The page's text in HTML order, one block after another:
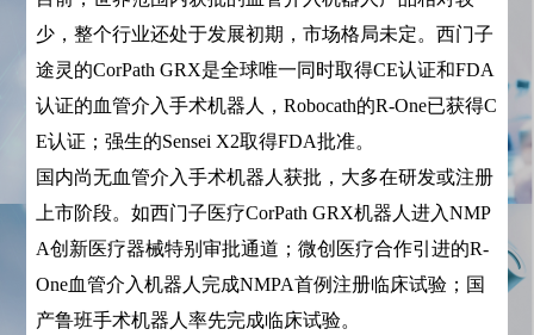
少，整个行业还处于发展初期，市场格局未定。西门子
途灵的CorPath GRX是全球唯一同时取得CE认证和FDA
认证的血管介入手术机器人，Robocath的R-One已获得C
E认证；强生的Sensei X2取得FDA批准。
国内尚无血管介入手术机器人获批，大多在研发或注册
上市阶段。如西门子医疗CorPath GRX机器人进入NMP
A创新医疗器械特别审批通道；微创医疗合作引进的R-
One血管介入机器人完成NMPA首例注册临床试验；国
产鲁班手术机器人率先完成临床试验。